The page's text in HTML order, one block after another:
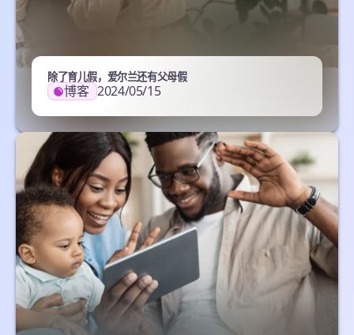
除了育儿假，爱尔兰还有父母假
博客 2024/05/15